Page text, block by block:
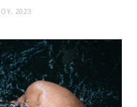
2023